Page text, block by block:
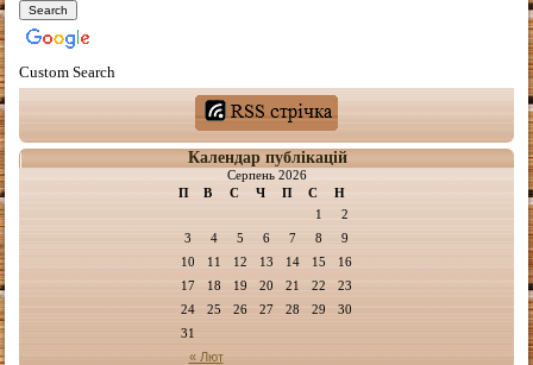
Custom Search
Календар публікацій
Серпень 2026
П
В С Ч П С Н
« Лют
1
2
3
4 5 6 7 8
9
10
11 12 13 14 15
16
17
18 19 20 21 22
23
24
25 26 27 28 29
30
31